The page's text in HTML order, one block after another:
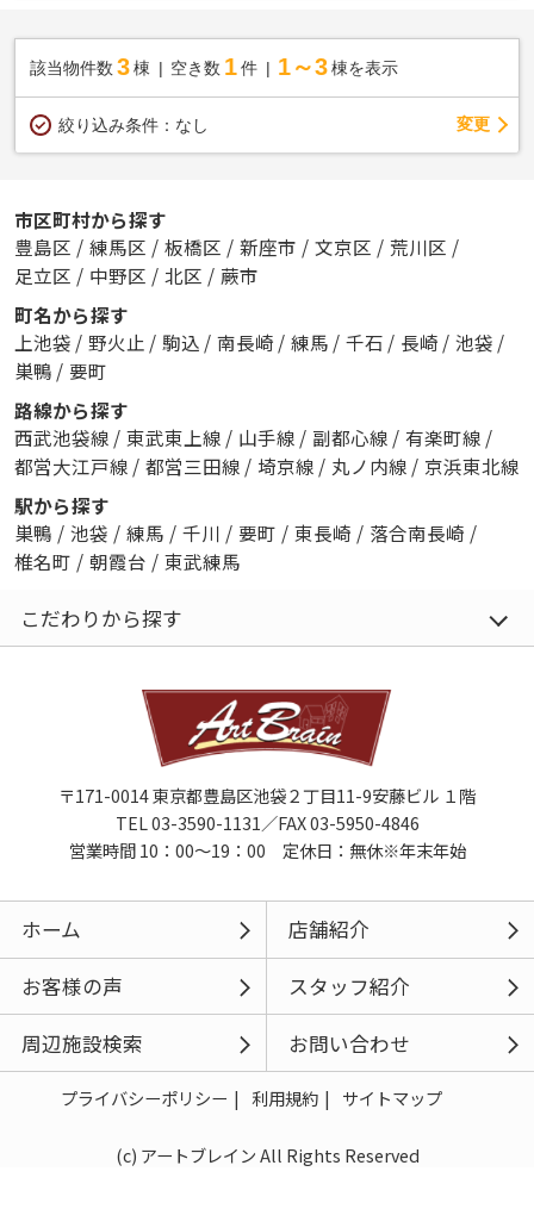
該当物件数 3棟 空き数 1 件 1～3 棟を表示
絞り込み条件： なし 変更
市区町村から探す
豊島区 / 練馬区 / 板橋区 / 新座市 / 文京区 / 荒川区 /
足立区 / 中野区 / 北区 / 蕨市
町名から探す
上池袋 / 野火止 / 駒込 / 南長崎 / 練馬 / 千石 / 長崎 / 池袋 /
巣鴨 / 要町
路線から探す
西武池袋線 / 東武東上線 / 山手線 / 副都心線 / 有楽町線 /
都営大江戸線 / 都営三田線 / 埼京線 / 丸ノ内線 / 京浜東北線
駅から探す
巣鴨 / 池袋 / 練馬 / 千川 / 要町 / 東長崎 / 落合南長崎 /
椎名町 / 朝霞台 / 東武練馬
こだわりから探す
〒171-0014 東京都豊島区池袋２丁目11-9安藤ビル １階
TEL 03-3590-1131／FAX 03-5950-4846
営業時間 10：00～19：00 定休日：無休※年末年始
ホーム
店舗紹介
お客様の声
スタッフ紹介
周辺施設検索
お問い合わせ
プライバシーポリシー 利用規約 サイトマップ
(c) アートブレイン All Rights Reserved